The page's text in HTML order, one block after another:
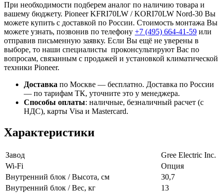
При необходимости подберем аналог по наличию товара и
вашему бюджету. Pioneer KFRI70LW / KORI70LW Nord-30 Вы
можете купить с доставкой по России. Стоимость монтажа Вы
можете узнать, позвонив по телефону +7 (495) 664-41-59 или
отправив письменную заявку. Если Вы ещё не уверены в
выборе, то наши специалисты проконсультируют Вас по
вопросам, связанным с продажей и установкой климатической
техники Pioneer.
Доставка по Москве — бесплатно. Доставка по России
— по тарифам ТК, уточните это у менеджера.
Способы оплаты: наличные, безналичный расчет (с
НДС), карты Visa и Mastercard.
Характеристики
Завод
Gree Electric Inc.
Wi-Fi
Опция
Внутренний блок / Высота, см
30,7
Внутренний блок / Вес, кг
13